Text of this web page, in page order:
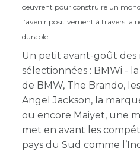
oeuvrent pour construire un
l’avenir positivement à travers la
durable.
Un petit avant-goût des
sélectionnées : BMWi -
de BMW, The Brando,
Angel Jackson, la
ou encore Maiyet, une
met en avant les
pays du Sud comme